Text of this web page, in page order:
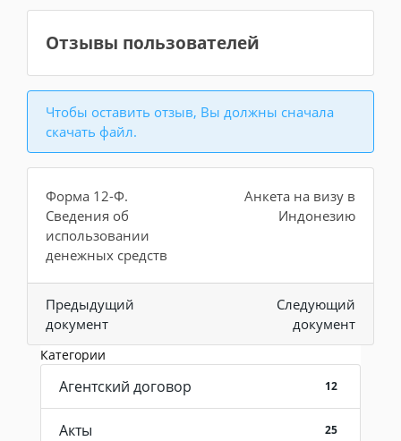
Отзывы пользователей
Чтобы оставить отзыв, Вы должны сначала
скачать файл.
Форма 12-Ф.
Сведения об
использовании
денежных средств
Анкета на визу в
Индонезию
Предыдущий
документ
Следующий
документ
Категории
Агентский договор 12
Акты 25